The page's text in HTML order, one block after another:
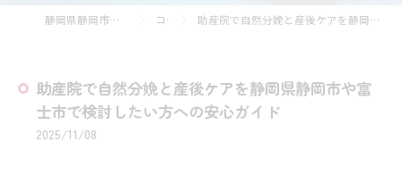
静岡県静岡市の助産院ならのあ助産院 コラム 助産院で自然分娩と産後ケアを静岡県静岡市や富士市で検討したい方への安心ガイド
助産院で自然分娩と産後ケアを静岡県静岡市や富
士市で検討したい方への安心ガイド
2025/11/08